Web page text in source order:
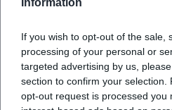
If you wish to opt-out of the sale,
processing of your personal or
targeted advertising by us,
section to confirm your selection.
opt-out request is processed you
Open in